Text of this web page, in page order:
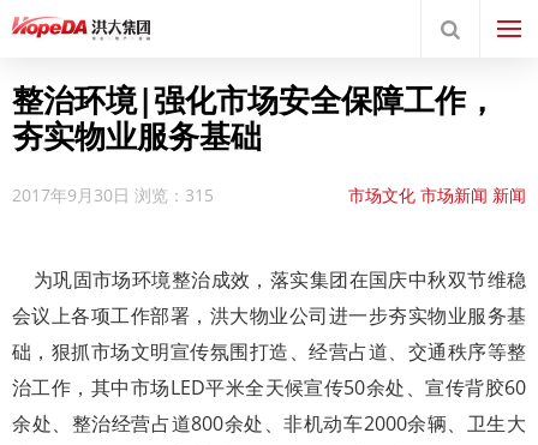
整治环境|强化市场安全保障工作，
夯实物业服务基础
2017年9月30日 浏览：315 市场文化 市场新闻 新闻
场
为巩固市场环境整治成效，落实集团在国庆中秋双节维稳
会议上各项工作部署，洪大物业公司进一步夯实物业服务基
础，狠抓市场文明宣传氛围打造、经营占道、交通秩序等整
治工作，其中市场LED平米全天候宣传50余处、宣传背胶60
余处、整治经营占道800余处、非机动车2000余辆、卫生大